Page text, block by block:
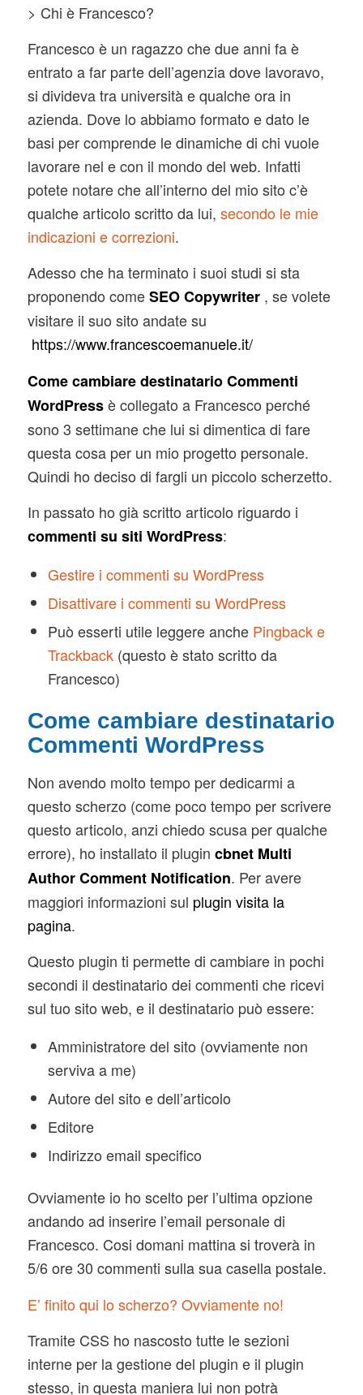
> Chi è Francesco?
Francesco è un ragazzo che due anni fa è
entrato a far parte dell’agenzia dove lavoravo,
si divideva tra università e qualche ora in
azienda. Dove lo abbiamo formato e dato le
basi per comprende le dinamiche di chi vuole
lavorare nel e con il mondo del web. Infatti
potete notare che all’interno del mio sito c’è
qualche articolo scritto da lui, secondo le mie
indicazioni e correzioni.
Adesso che ha terminato i suoi studi si sta
proponendo comeSEO Copywriter , se volete
visitare il suo sito andate su
https://www.francescoemanuele.it/
Come cambiare destinatario Commenti
WordPressè collegato a Francesco perché
sono 3 settimane che lui si dimentica di fare
questa cosa per un mio progetto personale.
Quindi ho deciso di fargli un piccolo scherzetto.
In passato ho già scritto articolo riguardo i
commenti su siti WordPress:
Gestire i commenti su WordPress
Disattivare i commenti su WordPress
Può esserti utile leggere anche Pingback e
Trackback(questo è stato scritto da
Francesco)
Come cambiare destinatario
Commenti WordPress
Non avendo molto tempo per dedicarmi a
questo scherzo (come poco tempo per scrivere
questo articolo, anzi chiedo scusa per qualche
errore), ho installato il plugin cbnet Multi
Author Comment Notification. Per avere
maggiori informazioni sul plugin visita la
pagina.
Questo plugin ti permette di cambiare in pochi
secondi il destinatario dei commenti che ricevi
sul tuo sito web, e il destinatario può essere:
Amministratore del sito (ovviamente non
serviva a me)
Autore del sito e dell’articolo
Editore
Indirizzo email specifico
Ovviamente io ho scelto per l’ultima opzione
andando ad inserire l’email personale di
Francesco. Cosi domani mattina si troverà in
5/6 ore 30 commenti sulla sua casella postale.
E’ finito qui lo scherzo? Ovviamente no!
Tramite CSS ho nascosto tutte le sezioni
interne per la gestione del plugin e il plugin
stesso, in questa maniera lui non potrà